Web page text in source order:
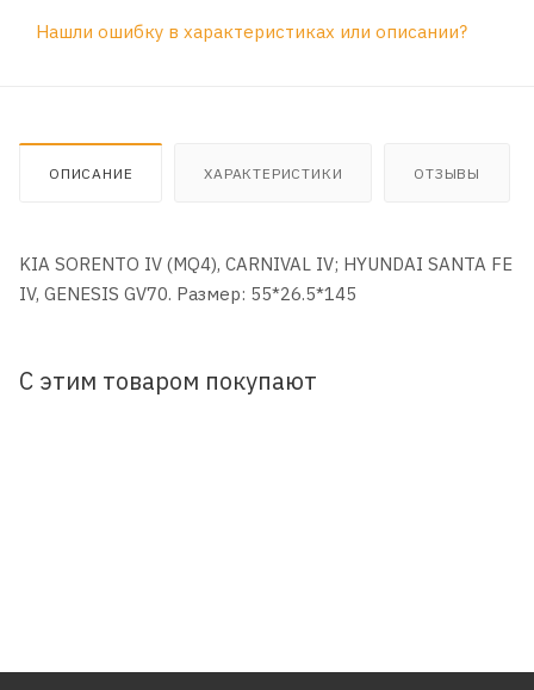
Нашли ошибку в характеристиках или описании?
ОПИСАНИЕ ХАРАКТЕРИСТИКИ ОТЗЫВЫ
KIA SORENTO IV (MQ4), CARNIVAL IV; HYUNDAI SANTA FE
IV, GENESIS GV70. Размер: 55*26.5*145
С этим товаром покупают